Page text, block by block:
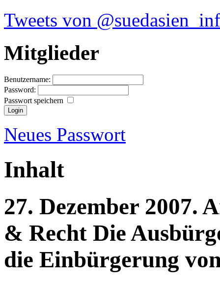
Tweets von
Mitglieder
Benutzername:
Password:
Passwort speichern
Neues Passwort
Inhalt
27. Dezember 2007.
& Recht Die
die Einbürgerung